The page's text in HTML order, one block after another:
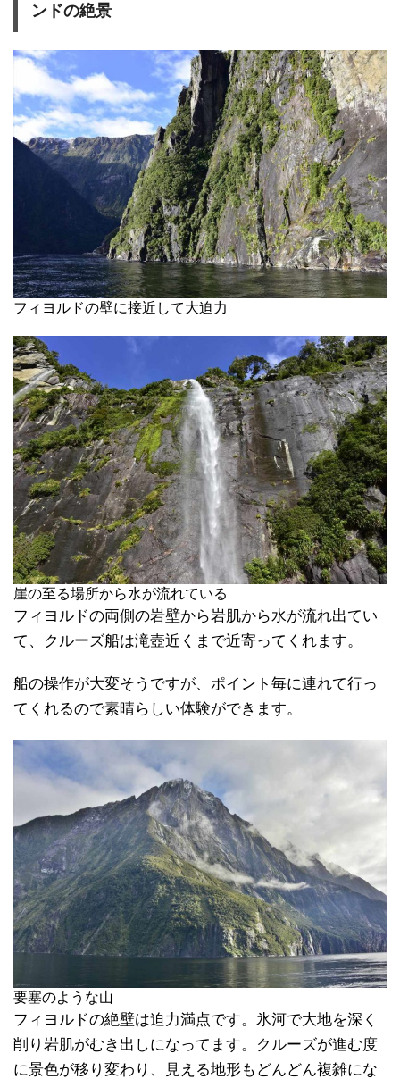
ンドの絶景
フィヨルドの壁に接近して大迫力
崖の至る場所から水が流れている
フィヨルドの両側の岩壁から岩肌から水が流れ出てい
て、クルーズ船は滝壺近くまで近寄ってくれます。
船の操作が大変そうですが、ポイント毎に連れて行っ
てくれるので素晴らしい体験ができます。
要塞のような山
フィヨルドの絶壁は迫力満点です。氷河で大地を深く
削り岩肌がむき出しになってます。クルーズが進む度
に景色が移り変わり、見える地形もどんどん複雑にな